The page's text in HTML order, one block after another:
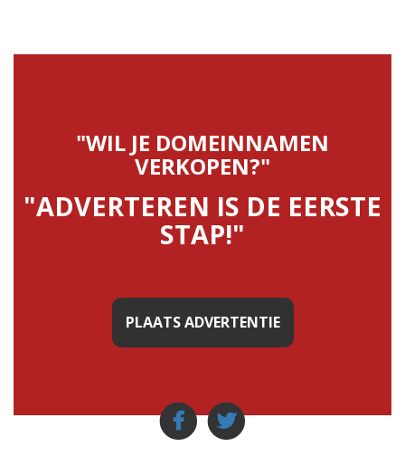
"WIL JE DOMEINNAMEN
VERKOPEN?"
"ADVERTEREN IS DE EERSTE
STAP!"
PLAATS ADVERTENTIE